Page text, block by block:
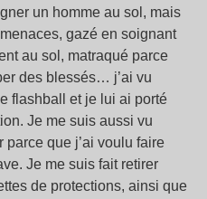
un homme au sol, mais
gazé en soignant
au sol, matraqué parce
des blessés… j’ai vu
flashball et je lui ai porté
Je me suis aussi vu
parce que j’ai voulu faire
Je me suis fait retirer
de protections, ainsi que